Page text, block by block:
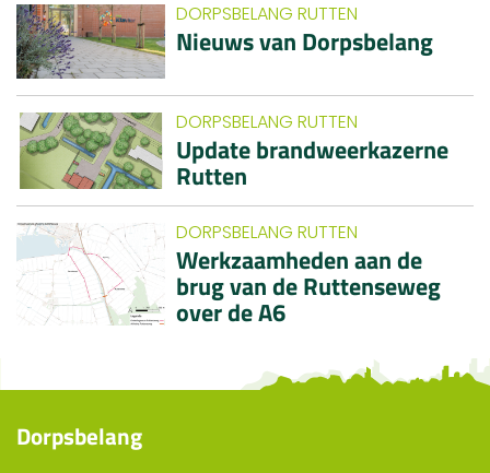
DORPSBELANG RUTTEN
Nieuws van Dorpsbelang
DORPSBELANG RUTTEN
Update brandweerkazerne
Rutten
DORPSBELANG RUTTEN
Werkzaamheden aan de
brug van de Ruttenseweg
over de A6
Dorpsbelang